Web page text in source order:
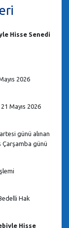
Hisse Senedi
2026
Mayıs 2026
günü alınan
Çarşamba günü
Hak
Hisse